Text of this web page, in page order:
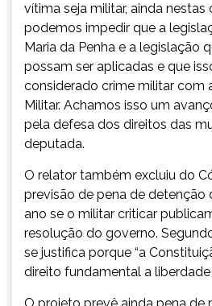
vítima seja militar, ainda nestas
podemos impedir que a
Maria da Penha e a legislação
possam ser aplicadas e que
considerado crime militar com
Militar. Achamos isso um
pela defesa dos direitos das
deputada.
O relator também excluiu do
previsão de pena de detenção
ano se o militar criticar
resolução do governo.
se justifica porque “a
direito fundamental a liberdade